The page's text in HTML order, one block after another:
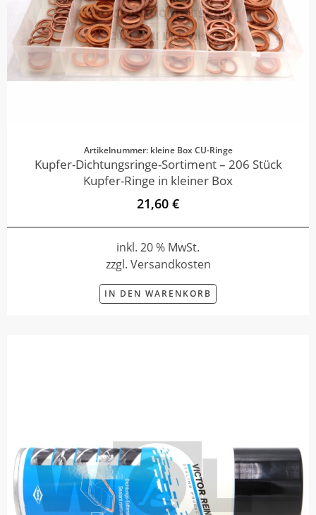
Artikelnummer: kleine Box CU-Ringe
Kupfer-Dichtungsringe-Sortiment – 206 Stück
Kupfer-Ringe in kleiner Box
21,60 €
inkl. 20 % MwSt.
zzgl. Versandkosten
IN DEN WARENKORB